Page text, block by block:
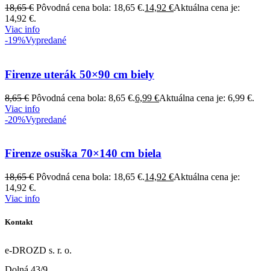
18,65€ Pôvodná cena bola: 18,65 €.14,92 €Aktuálna cena je:
14,92 €.
Viac info
-19%Vypredané
Firenze uterák 50×90 cm biely
8,65€ Pôvodná cena bola: 8,65 €.6,99 €Aktuálna cena je: 6,99 €.
Viac info
-20%Vypredané
Firenze osuška 70×140 cm biela
18,65€ Pôvodná cena bola: 18,65 €.14,92 €Aktuálna cena je:
14,92 €.
Viac info
Kontakt
e-DROZD s. r. o.